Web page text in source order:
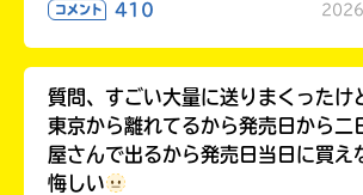
コメント 410 2026
質問、すごい大量に送りまくったけ
東京から離れてるから発売日から二
屋さんで出るから発売日当日に買え
悔しい